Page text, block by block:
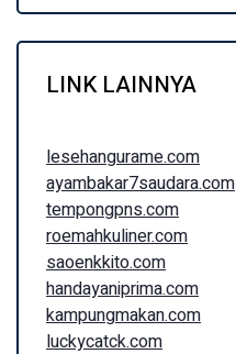
LINK LAINNYA
lesehangurame.com
ayambakar7saudara.com
tempongpns.com
roemahkuliner.com
saoenkkito.com
handayaniprima.com
kampungmakan.com
luckycatck.com